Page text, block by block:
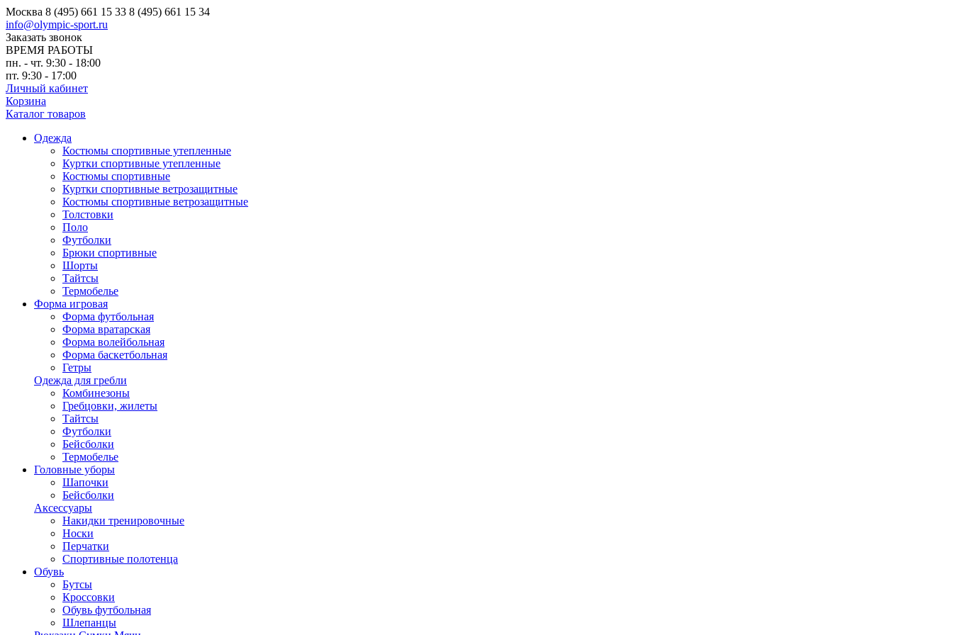
Москва 8 (495) 661 15 33 8 (495) 661 15 34
info@olympic-sport.ru
Заказать звонок
ВРЕМЯ РАБОТЫ
пн. - чт. 9:30 - 18:00
пт. 9:30 - 17:00
Личный кабинет
Корзина
Каталог товаров
Одежда
Костюмы спортивные утепленные
Куртки спортивные утепленные
Костюмы спортивные
Куртки спортивные ветрозащитные
Костюмы спортивные ветрозащитные
Толстовки
Поло
Футболки
Брюки спортивные
Шорты
Тайтсы
Термобелье
Форма игровая
Форма футбольная
Форма вратарская
Форма волейбольная
Форма баскетбольная
Гетры
Одежда для гребли
Комбинезоны
Гребцовки, жилеты
Тайтсы
Футболки
Бейсболки
Термобелье
Головные уборы
Шапочки
Бейсболки
Аксессуары
Накидки тренировочные
Носки
Перчатки
Спортивные полотенца
Обувь
Бутсы
Кроссовки
Обувь футбольная
Шлепанцы